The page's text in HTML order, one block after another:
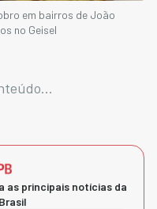
em bairros de João
no Geisel
as principais notícias da